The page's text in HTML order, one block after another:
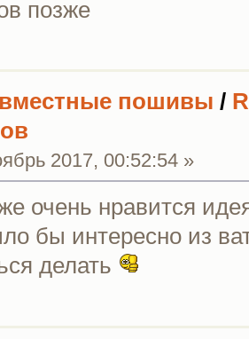
позже
пошивы /
2017, 00:52:54 »
очень нравится
бы интересно из
делать